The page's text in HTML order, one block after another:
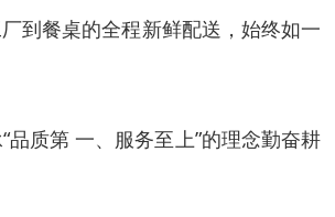
到餐桌的全程新鲜配送，始终如一
质第 一、服务至上”的理念勤奋耕